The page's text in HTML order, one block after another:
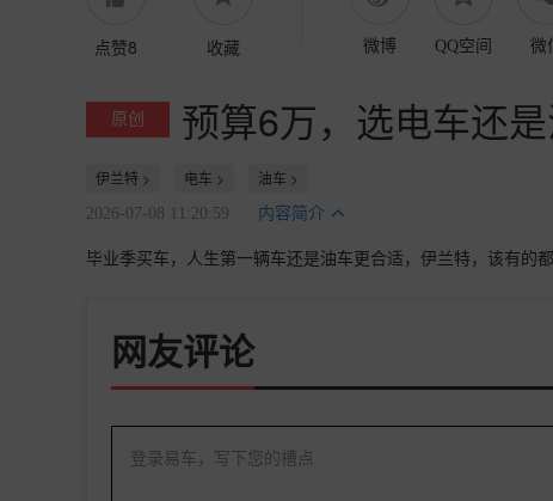
点赞8 收藏 微博 QQ空间 微
原创 预算6万，选电车还
伊兰特 > 电车 > 油车 >
2026-07-08 11:20:59 内容简介
毕业季买车，人生第一辆车还是油车更合适，伊兰特，该有的
网友评论
登录易车，写下您的槽点